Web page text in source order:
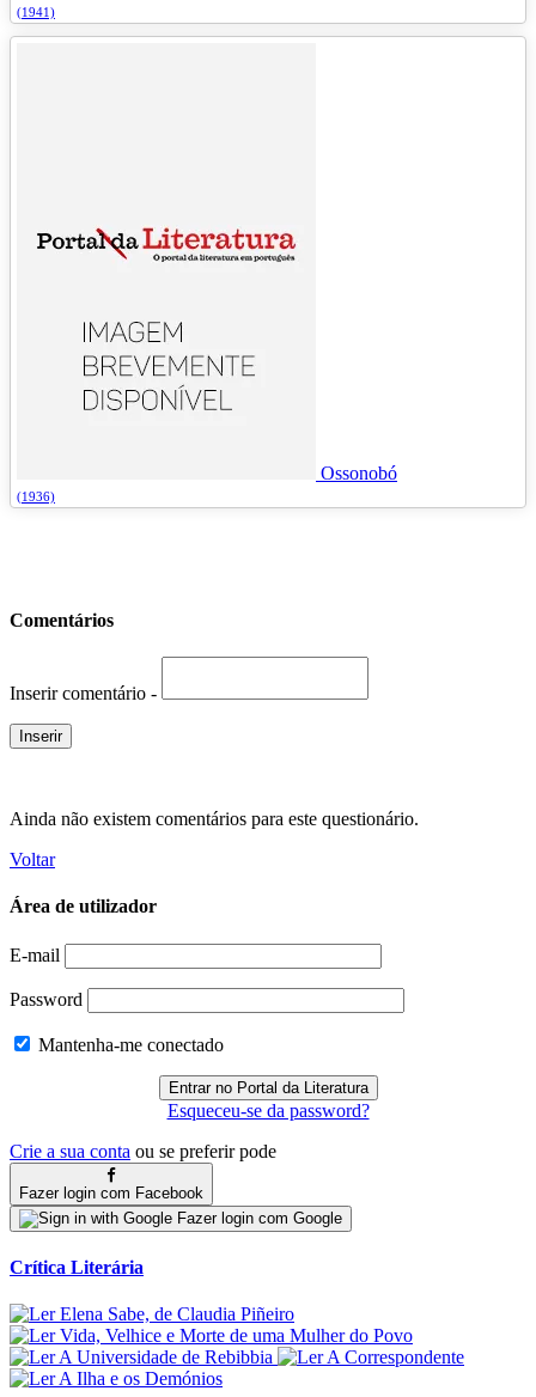
(1941)
Ossonobó
(1936)
Comentários
Inserir comentário -
Ainda não existem comentários para este questionário.
Voltar
Área de utilizador
E-mail
Password
Mantenha-me conectado
Esqueceu-se da password?
Crie a sua conta ou se preferir pode
Fazer login com Facebook
Fazer login com Google
Crítica Literária